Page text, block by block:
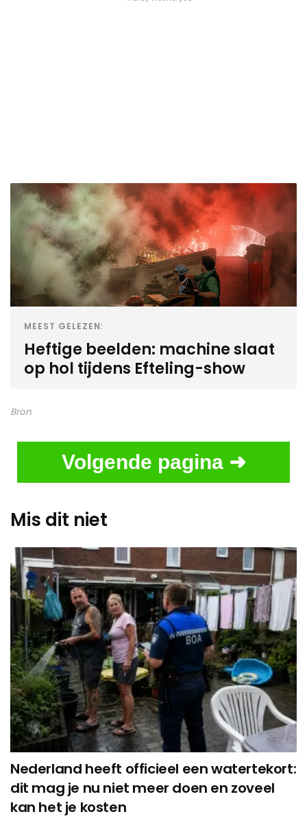
MEEST GELEZEN:
Heftige beelden: machine slaat
op hol tijdens Efteling-show
Bron
Volgende pagina ➜
Mis dit niet
Nederland heeft officieel een watertekort:
dit mag je nu niet meer doen en zoveel
kan het je kosten